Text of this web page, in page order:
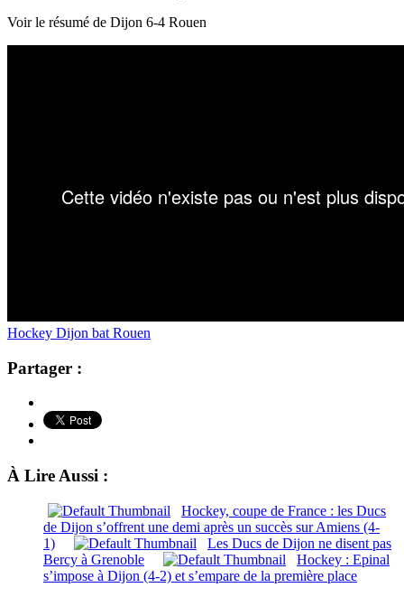
Voir le résumé de Dijon 6-4 Rouen
Hockey Dijon bat Rouen
Partager :
À Lire Aussi :
Hockey, coupe de France : les Ducs
de Dijon s’offrent une demi après un succès sur Amiens (4-
1)
Les Ducs de Dijon ne disent pas
Bercy à Grenoble
Hockey : Epinal
s’impose à Dijon (4-2) et s’empare de la première place